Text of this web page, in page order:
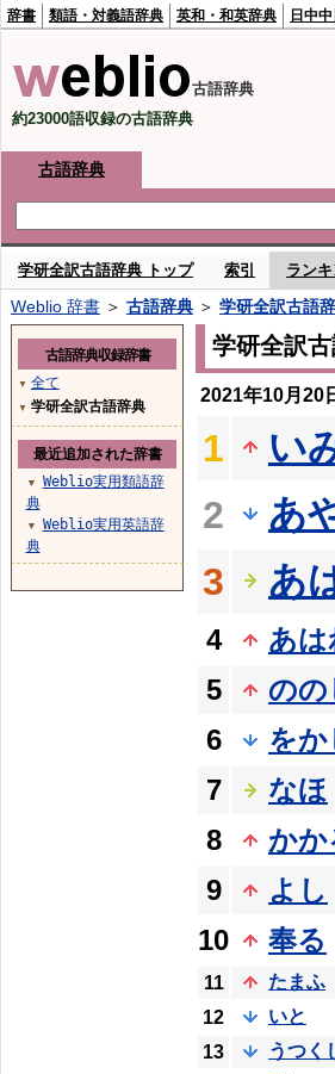
辞書 類語・対義語辞典 英和・和英辞典 日中
古語辞典
約23000語収録の古語辞典
古語辞典
学研全訳古語辞典 トップ 索引 ラン
Weblio 辞書 ＞ 古語辞典 ＞ 学研全訳古語
学研全訳
2021年10月20
1
い
2
あ
3
あ
4
あは
5
のの
6
をか
7
なほ
8
かか
9
よし
10
奉る
11
たまふ
12
いと
13
うつく
古語辞典収録辞書
▼ 全て
▼ 学研全訳古語辞典
最近追加された辞書
▼
Weblio実用類語辞
典
▼
Weblio実用英語辞
典